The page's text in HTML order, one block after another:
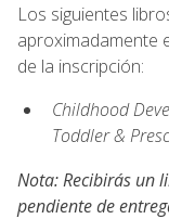
Los siguientes
aproximadamente
de la inscripción:
Childhood
Toddler &
Nota: Recibirás un
pendiente de